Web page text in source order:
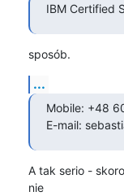
IBM Certified
sposób.
...
Mobile: +48
E-mail:
A tak serio -
nie